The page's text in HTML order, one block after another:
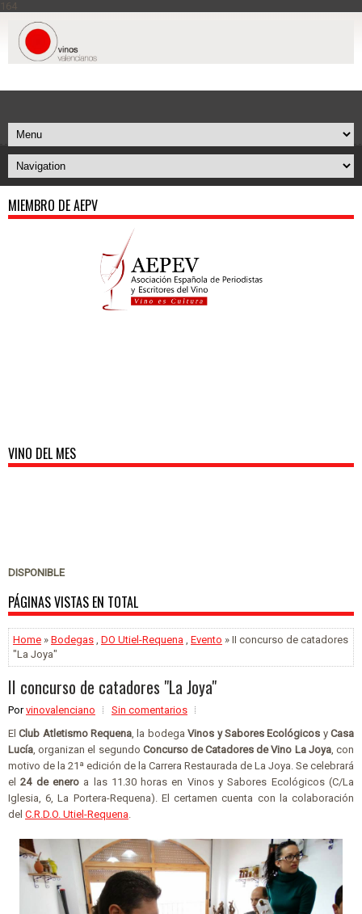
164
MIEMBRO DE AEPV
VINO DEL MES
DISPONIBLE
PÁGINAS VISTAS EN TOTAL
Home » Bodegas DO Utiel-Requena Evento » II concurso de catadores
"La Joya"
II concurso de catadores "La Joya"
Porvinovalenciano
Sin comentarios
ElClub Atletismo Requena , la bodegaVinos y Sabores Ecológicos yCasa
Lucía , organizan el segundo Concurso de Catadores de Vino La Joya, con
motivo de la 21ª edición de la Carrera Restaurada de La Joya. Se celebrará
el24 de eneroa las 11.30 horas en Vinos y Sabores Ecológicos (C/La
Iglesia, 6, La Portera-Requena). El certamen cuenta con la colaboración
del C.R.D.O. Utiel-Requena